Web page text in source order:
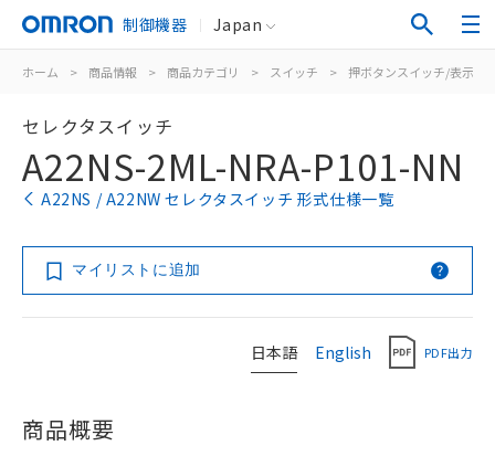
制御機器 Japan
ホーム > 商品情報 > 商品カテゴリ > スイッチ > 押ボタンスイッチ/表示灯
セレクタスイッチ
A22NS-2ML-NRA-P101-NN
A22NS / A22NW セレクタスイッチ 形式仕様一覧
マイリストに追加
日本語 English PDF出力
商品概要